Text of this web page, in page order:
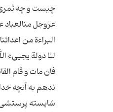
چیست و چه ثمرى
عزوجل من‏العباد
البراءة من
لنا دولة یجیى‏ء
ندهم به آنچه
شایسته پرستشى